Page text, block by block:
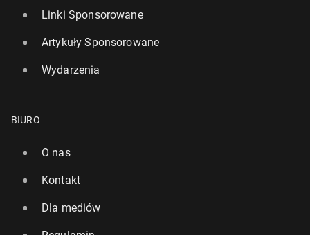
Linki Sponsorowane
Artykuły Sponsorowane
Wydarzenia
BIURO
O nas
Kontakt
Dla mediów